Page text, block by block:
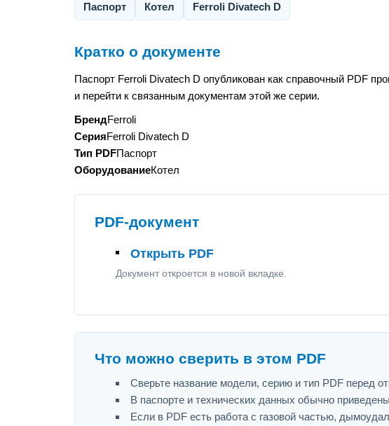
Паспорт Котел Ferroli Divatech D
Кратко о документе
Паспорт Ferroli Divatech D опубликован как справочный PDF
и перейти к связанным документам этой же серии.
БрендFerroli
СерияFerroli Divatech D
Тип PDFПаспорт
ОборудованиеКотел
PDF-документ
Открыть PDF
Документ откроется в новой вкладке.
Что можно сверить в этом PDF
Сверьте название модели, серию и тип PDF перед
В паспорте и технических данных обычно
Если в PDF есть работа с газовой частью,